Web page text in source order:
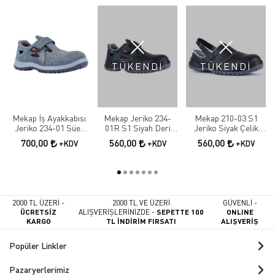
Mekap İş Ayakkabısı
Jeriko 234-01 Süet
S1 Çelik Burun
700,00 +KDV
TÜKENDİ
Mekap Jeriko 234-
01R S1 Siyah Deri
Çelik Burunlu
Sandalet
560,00 +KDV
TÜKENDİ
Mekap 210-03 S1
Jeriko Siyak Çelik
Burunlu İş Ayakkabısı
560,00 +KDV
2000 TL ÜZERİ -
ÜCRETSİZ
KARGO
2000 TL VE ÜZERİ
ALIŞVERİŞLERİNİZDE -SEPETTE 100
TL İNDİRİM FIRSATI
GÜVENLİ -
ONLINE
ALIŞVERİŞ
Popüler Linkler
Pazaryerlerimiz